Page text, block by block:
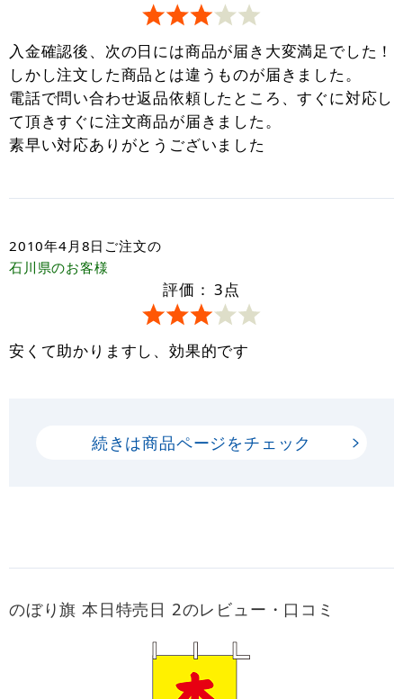
入金確認後、次の日には商品が届き大変満足でした！
しかし注文した商品とは違うものが届きました。
電話で問い合わせ返品依頼したところ、すぐに対応し
て頂きすぐに注文商品が届きました。
素早い対応ありがとうございました
2010年4月8日 ご注文の
石川県のお客様
評価： 3点
安くて助かりますし、効果的です
続きは商品ページをチェック
のぼり旗 本日特売日 2のレビュー・口コミ